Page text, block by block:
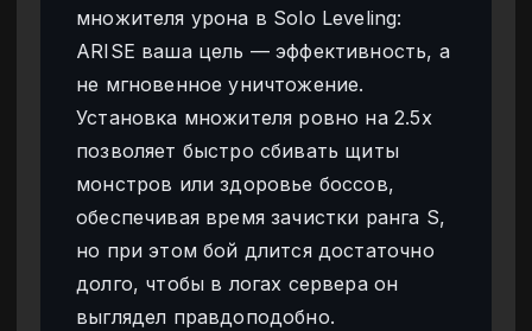
множителя урона в Solo Leveling:
ARISE ваша цель — эффективность, а
не мгновенное уничтожение.
Установка множителя ровно на 2.5x
позволяет быстро сбивать щиты
монстров или здоровье боссов,
обеспечивая время зачистки ранга S,
но при этом бой длится достаточно
долго, чтобы в логах сервера он
выглядел правдоподобно.